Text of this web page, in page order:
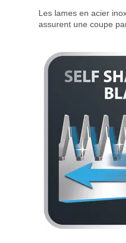
Les lames en acier
assurent une coupe